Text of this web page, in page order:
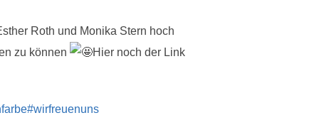
Roth und Monika Stern hoch
zu können
Hier noch der Link
#wirfreuenuns